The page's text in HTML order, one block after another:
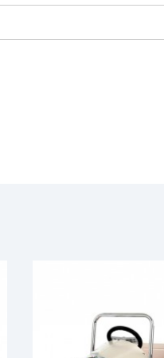
uz nadzor roditelja